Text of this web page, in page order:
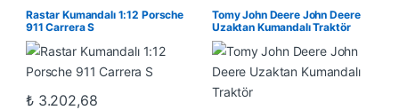
Rastar Kumandalı 1:12 Porsche
911 Carrera S
₺3.202,68
Tomy John Deere John Deere
Uzaktan Kumandalı Traktör